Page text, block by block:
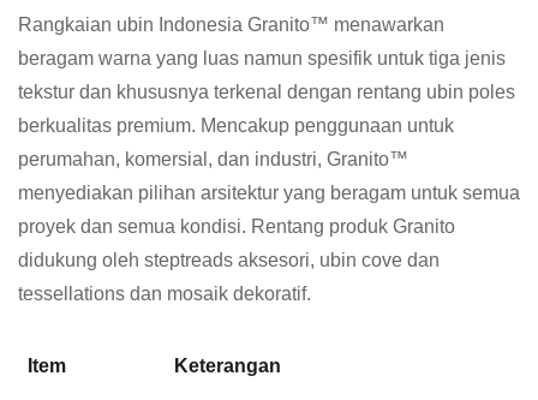
Rangkaian ubin Indonesia Granito™ menawarkan
beragam warna yang luas namun spesifik untuk tiga jenis
tekstur dan khususnya terkenal dengan rentang ubin poles
berkualitas premium. Mencakup penggunaan untuk
perumahan, komersial, dan industri, Granito™
menyediakan pilihan arsitektur yang beragam untuk semua
proyek dan semua kondisi. Rentang produk Granito
didukung oleh steptreads aksesori, ubin cove dan
tessellations dan mosaik dekoratif.
Item Keterangan